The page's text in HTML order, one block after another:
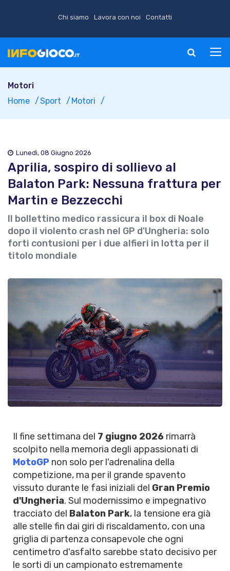
Chi siamo Lavora con noi Contatti
Motori
Home
Sport Motori
Lunedì, 08 Giugno 2026
Aprilia, sospiro di sollievo al
Balaton Park: Nessuna frattura per
Martin e Bezzecchi
Il bollettino medico rassicura il box di Noale
dopo il violento crash nel GP d'Ungheria: solo
forti contusioni per i due alfieri in lotta per il
titolo mondiale
Il fine settimana del 7 giugno 2026 rimarrà
scolpito nella memoria degli appassionati di
MotoGP non solo per l'adrenalina della
competizione, ma per il grande spavento
vissuto durante le fasi iniziali del Gran Premio
d'Ungheria. Sul modernissimo e impegnativo
tracciato del Balaton Park, la tensione era già
alle stelle fin dai giri di riscaldamento, con una
griglia di partenza consapevole che ogni
centimetro d'asfalto sarebbe stato decisivo per
le sorti di un campionato estremamente